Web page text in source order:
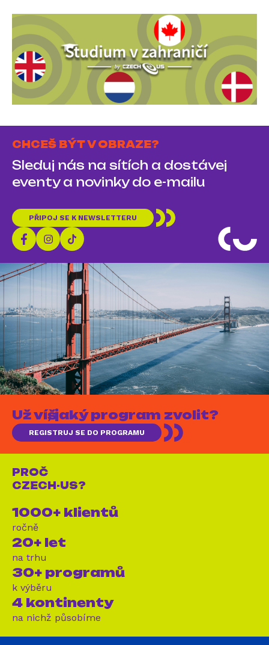
CHCEŠ BÝT V OBRAZE?
Sleduj nás na sítích a dostávej
eventy a novinky do e-mailu
PŘIPOJ SE K NEWSLETTERU
Už víš, jaký program zvolit?
REGISTRUJ SE DO PROGRAMU
PROČ
CZECH-US?
1000+ klientů
ročně
20+ let
na trhu
30+ programů
k výběru
4 kontinenty
na nichž působíme